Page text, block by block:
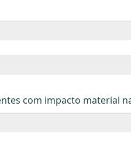
com impacto material